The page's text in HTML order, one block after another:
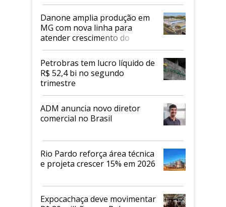
Danone amplia produção em
MG com nova linha para
atender crescimento do
mercado de alimentos
proteicos
Petrobras tem lucro líquido de
R$ 52,4 bi no segundo
trimestre
ADM anuncia novo diretor
comercial no Brasil
Rio Pardo reforça área técnica
e projeta crescer 15% em 2026
Expocachaça deve movimentar